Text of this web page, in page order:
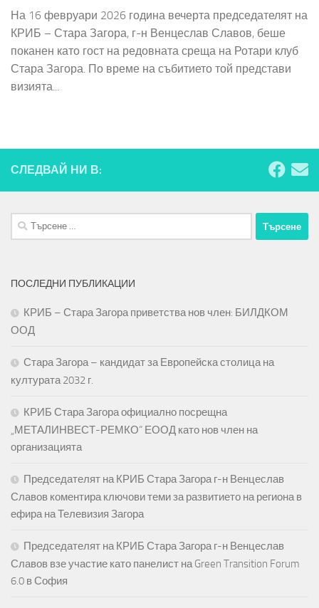
На 16 февруари 2026 година вечерта председателят на
КРИБ – Стара Загора, г-н Венцеслав Славов, беше
поканен като гост на редовната среща на Ротари клуб
Стара Загора. По време на събитието той представи
визията...
СЛЕДВАЙ НИ В:
Търсене
за:
ПОСЛЕДНИ ПУБЛИКАЦИИ
КРИБ – Стара Загора приветства нов член: БИЛДКОМ
ООД
Стара Загора – кандидат за Европейска столица на
културата 2032 г.
КРИБ Стара Загора официално посрещна
„МЕТАЛИНВЕСТ-РЕМКО“ ЕООД като нов член на
организацията
Председателят на КРИБ Стара Загора г-н Венцеслав
Славов коментира ключови теми за развитието на региона в
ефира на Телевизия Загора
Председателят на КРИБ Стара Загора г-н Венцеслав
Славов взе участие като панелист на Green Transition Forum
6.0 в София